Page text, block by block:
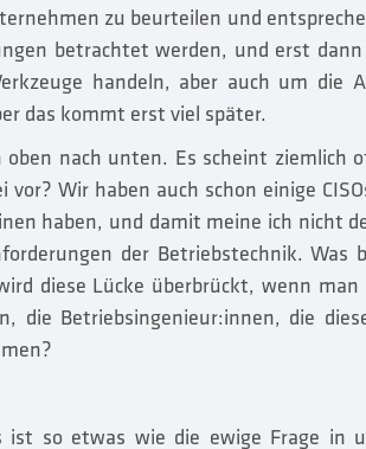
zu beurteilen und
betrachtet werden, und erst
handeln, aber auch um die
das kommt erst viel später.
nach unten. Es scheint ziemlich
Wir haben auch schon einige
haben, und damit meine ich nicht
der Betriebstechnik.
diese Lücke überbrückt, wenn
die Betriebsingenieur:innen, die
ist so etwas wie die ewige Frage in